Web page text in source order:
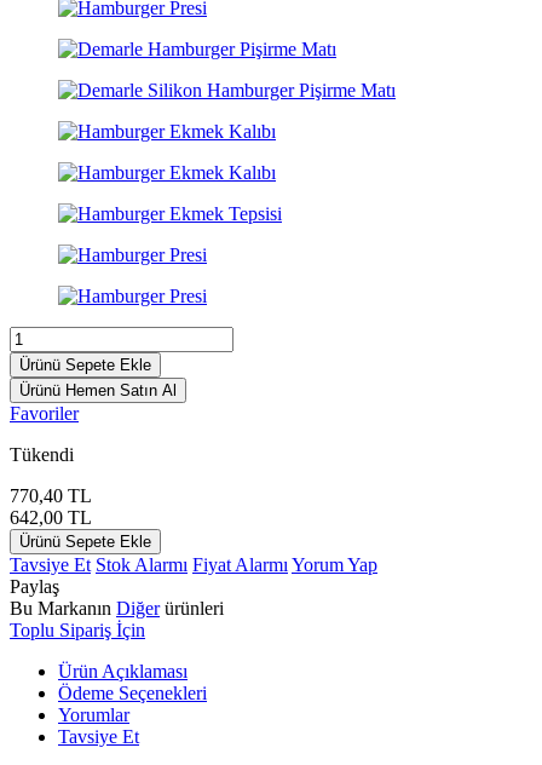
Ürünü Sepete Ekle
Ürünü Hemen Satın Al
Favoriler
Tükendi
770,40 TL
642,00 TL
Ürünü Sepete Ekle
Tavsiye Et Stok Alarmı Fiyat Alarmı Yorum Yap
Paylaş
Bu Markanın Diğerürünleri
Toplu Sipariş İçin
Ürün Açıklaması
Ödeme Seçenekleri
Yorumlar
Tavsiye Et